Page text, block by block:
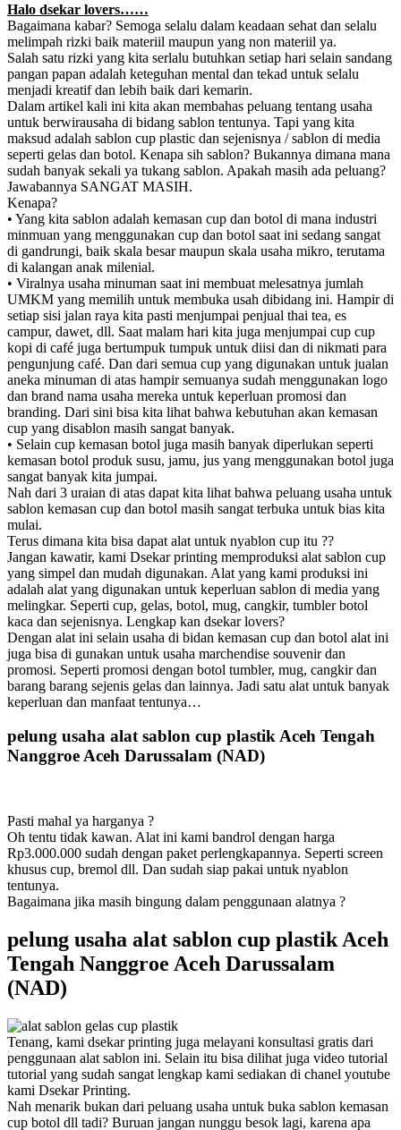
Halo dsekar lovers……
Bagaimana kabar? Semoga selalu dalam keadaan sehat dan selalu
melimpah rizki baik materiil maupun yang non materiil ya.
Salah satu rizki yang kita serlalu butuhkan setiap hari selain sandang
pangan papan adalah keteguhan mental dan tekad untuk selalu
menjadi kreatif dan lebih baik dari kemarin.
Dalam artikel kali ini kita akan membahas peluang tentang usaha
untuk berwirausaha di bidang sablon tentunya. Tapi yang kita
maksud adalah sablon cup plastic dan sejenisnya / sablon di media
seperti gelas dan botol. Kenapa sih sablon? Bukannya dimana mana
sudah banyak sekali ya tukang sablon. Apakah masih ada peluang?
Jawabannya SANGAT MASIH.
Kenapa?
• Yang kita sablon adalah kemasan cup dan botol di mana industri
minmuan yang menggunakan cup dan botol saat ini sedang sangat
di gandrungi, baik skala besar maupun skala usaha mikro, terutama
di kalangan anak milenial.
• Viralnya usaha minuman saat ini membuat melesatnya jumlah
UMKM yang memilih untuk membuka usah dibidang ini. Hampir di
setiap sisi jalan raya kita pasti menjumpai penjual thai tea, es
campur, dawet, dll. Saat malam hari kita juga menjumpai cup cup
kopi di café juga bertumpuk tumpuk untuk diisi dan di nikmati para
pengunjung café. Dan dari semua cup yang digunakan untuk jualan
aneka minuman di atas hampir semuanya sudah menggunakan logo
dan brand nama usaha mereka untuk keperluan promosi dan
branding. Dari sini bisa kita lihat bahwa kebutuhan akan kemasan
cup yang disablon masih sangat banyak.
• Selain cup kemasan botol juga masih banyak diperlukan seperti
kemasan botol produk susu, jamu, jus yang menggunakan botol juga
sangat banyak kita jumpai.
Nah dari 3 uraian di atas dapat kita lihat bahwa peluang usaha untuk
sablon kemasan cup dan botol masih sangat terbuka untuk bias kita
mulai.
Terus dimana kita bisa dapat alat untuk nyablon cup itu ??
Jangan kawatir, kami Dsekar printing memproduksi alat sablon cup
yang simpel dan mudah digunakan. Alat yang kami produksi ini
adalah alat yang digunakan untuk keperluan sablon di media yang
melingkar. Seperti cup, gelas, botol, mug, cangkir, tumbler botol
kaca dan sejenisnya. Lengkap kan dsekar lovers?
Dengan alat ini selain usaha di bidan kemasan cup dan botol alat ini
juga bisa di gunakan untuk usaha marchendise souvenir dan
promosi. Seperti promosi dengan botol tumbler, mug, cangkir dan
barang barang sejenis gelas dan lainnya. Jadi satu alat untuk banyak
keperluan dan manfaat tentunya…
pelung usaha alat sablon cup plastik Aceh Tengah
Nanggroe Aceh Darussalam (NAD)
Pasti mahal ya harganya ?
Oh tentu tidak kawan. Alat ini kami bandrol dengan harga
Rp3.000.000 sudah dengan paket perlengkapannya. Seperti screen
khusus cup, bremol dll. Dan sudah siap pakai untuk nyablon
tentunya.
Bagaimana jika masih bingung dalam penggunaan alatnya ?
pelung usaha alat sablon cup plastik Aceh
Tengah Nanggroe Aceh Darussalam
(NAD)
Tenang, kami dsekar printing juga melayani konsultasi gratis dari
penggunaan alat sablon ini. Selain itu bisa dilihat juga video tutorial
tutorial yang sudah sangat lengkap kami sediakan di chanel youtube
kami Dsekar Printing.
Nah menarik bukan dari peluang usaha untuk buka sablon kemasan
cup botol dll tadi? Buruan jangan nunggu besok lagi, karena apa